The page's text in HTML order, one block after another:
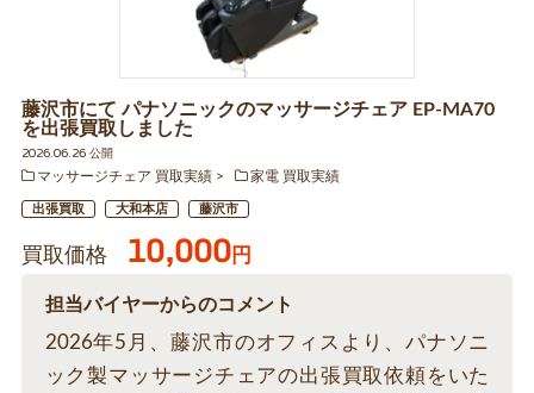
藤沢市にて パナソニックのマッサージチェア EP-MA70
を出張買取しました
2026.06.26 公開
マッサージチェア 買取実績
家電 買取実績
出張買取 大和本店 藤沢市
買取価格 10,000円
担当バイヤーからのコメント
2026年5月、藤沢市のオフィスより、パナソニ
ック製マッサージチェアの出張買取依頼をいた